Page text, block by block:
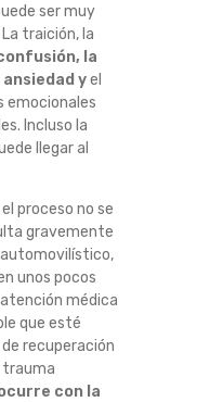
ser muy
traición, la
la
yel
emocionales
Incluso la
llegar al
proceso no se
gravemente
unos pocos
médica
que esté
recuperación
trauma
con la